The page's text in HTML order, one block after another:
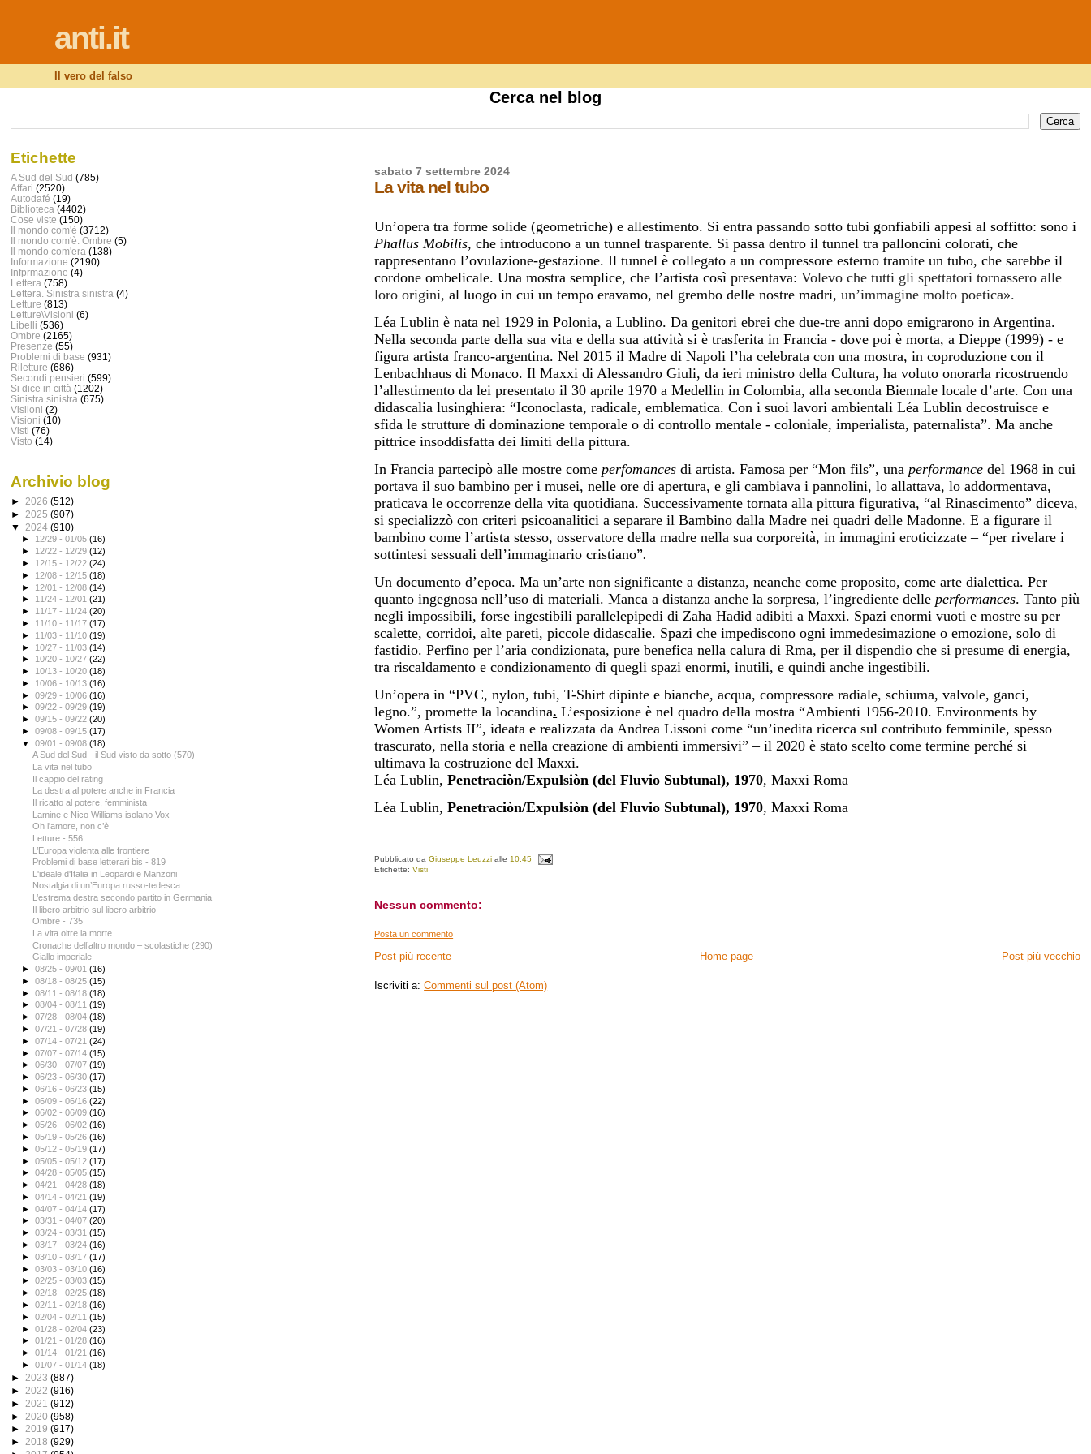
anti.it
Il vero del falso
Cerca nel blog
sabato 7 settembre 2024
La vita nel tubo
Un’opera tra forme solide (geometriche) e allestimento. Si entra passando sotto tubi gonfiabili appesi al soffitto: sono i
Phallus Mobilis, che introducono a un tunnel trasparente. Si passa dentro il tunnel tra palloncini colorati, che
rappresentano l’ovulazione-gestazione. Il tunnel è collegato a un compressore esterno tramite un tubo, che sarebbe il
cordone ombelicale. Una mostra semplice, che l’artista così presentava:Volevo che tutti gli spettatori tornassero alle
loro origini,al luogo in cui un tempo eravamo, nel grembo delle nostre madri, un’immagine molto poetica».
Léa Lublin è nata nel 1929 in Polonia, a Lublino. Da genitori ebrei che due-tre anni dopo emigrarono in Argentina.
Nella seconda parte della sua vita e della sua attività si è trasferita in Francia - dove poi è morta, a Dieppe (1999) - e
figura artista franco-argentina. Nel 2015 il Madre di Napoli l’ha celebrata con una mostra, in coproduzione con il
Lenbachhaus di Monaco. Il Maxxi di Alessandro Giuli, da ieri ministro della Cultura, ha voluto onorarla ricostruendo
l’allestimento da lei presentato il 30 aprile 1970 a Medellin in Colombia, alla seconda Biennale locale d’arte. Con una
didascalia lusinghiera: “Iconoclasta, radicale, emblematica. Con i suoi lavori ambientali Léa Lublin decostruisce e
sfida le strutture di dominazione temporale o di controllo mentale - coloniale, imperialista, paternalista”. Ma anche
pittrice insoddisfatta dei limiti della pittura.
In Francia partecipò alle mostre come perfomancesdi artista. Famosa per “Mon fils”, una performancedel 1968 in cui
portava il suo bambino per i musei, nelle ore di apertura, e gli cambiava i pannolini, lo allattava, lo addormentava,
praticava le occorrenze della vita quotidiana. Successivamente tornata alla pittura figurativa, “al Rinascimento” diceva,
si specializzò con criteri psicoanalitici a separare il Bambino dalla Madre nei quadri delle Madonne. E a figurare il
bambino come l’artista stesso, osservatore della madre nella sua corporeità, in immagini eroticizzate – “per rivelare i
sottintesi sessuali dell’immaginario cristiano”.
Un documento d’epoca. Ma un’arte non significante a distanza, neanche come proposito, come arte dialettica. Per
quanto ingegnosa nell’uso di materiali. Manca a distanza anche la sorpresa, l’ingrediente delle performances. Tanto più
negli impossibili, forse ingestibili parallelepipedi di Zaha Hadid adibiti a Maxxi. Spazi enormi vuoti e mostre su per
scalette, corridoi, alte pareti, piccole didascalie. Spazi che impediscono ogni immedesimazione o emozione, solo di
fastidio. Perfino per l’aria condizionata, pure benefica nella calura di Rma, per il dispendio che si presume di energia,
tra riscaldamento e condizionamento di quegli spazi enormi, inutili, e quindi anche ingestibili.
Un’opera in “PVC, nylon, tubi, T-Shirt dipinte e bianche, acqua, compressore radiale, schiuma, valvole, ganci,
legno.”, promette la locandina. L’esposizione è nel quadro della mostra “Ambienti 1956-2010. Environments by
Women Artists II”, ideata e realizzata da Andrea Lissoni come “un’inedita ricerca sul contributo femminile, spesso
trascurato, nella storia e nella creazione di ambienti immersivi” – il 2020 è stato scelto come termine perché si
ultimava la costruzione del Maxxi.
Léa Lublin,Penetraciòn/Expulsiòn (del Fluvio Subtunal), 1970, Maxxi Roma
Léa Lublin,Penetraciòn/Expulsiòn (del Fluvio Subtunal), 1970, Maxxi Roma
Pubblicato daGiuseppe Leuzzi alle 10:45
Etichette:Visti
Nessun commento:
Posta un commento
Post più recente Post più vecchio
Home page
Iscriviti a:Commenti sul post (Atom)
Etichette
A Sud del Sud (785)
Affari (2520)
Autodafé (19)
Biblioteca (4402)
Cose viste (150)
Il mondo com'è (3712)
Il mondo com'è. Ombre (5)
Il mondo com'era (138)
Informazione (2190)
Infprmazione (4)
Lettera (758)
Lettera. Sinistra sinistra (4)
Letture (813)
Letture\Visioni (6)
Libelli (536)
Ombre (2165)
Presenze (55)
Problemi di base (931)
Riletture (686)
Secondi pensieri (599)
Si dice in città (1202)
Sinistra sinistra (675)
Visiioni (2)
Visioni (10)
Visti (76)
Visto (14)
Archivio blog
► 2026 (512)
► 2025 (907)
▼ 2024 (910)
► 12/29 - 01/05(16)
► 12/22 - 12/29(12)
► 12/15 - 12/22(24)
► 12/08 - 12/15(18)
► 12/01 - 12/08(14)
► 11/24 - 12/01(21)
► 11/17 - 11/24(20)
► 11/10 - 11/17(17)
► 11/03 - 11/10(19)
► 10/27 - 11/03(14)
► 10/20 - 10/27(22)
► 10/13 - 10/20(18)
► 10/06 - 10/13(16)
►09/29 - 10/06(16)
►09/22 - 09/29(19)
►09/15 - 09/22(20)
►09/08 - 09/15(17)
▼09/01 - 09/08(18)
A Sud del Sud - il Sud visto da sotto (570)
La vita nel tubo
Il cappio del rating
La destra al potere anche in Francia
Il ricatto al potere, femminista
Lamine e Nico Williams isolano Vox
Oh l'amore, non c’è
Letture - 556
L’Europa violenta alle frontiere
Problemi di base letterari bis - 819
L'ideale d'Italia in Leopardi e Manzoni
Nostalgia di un’Europa russo-tedesca
L’estrema destra secondo partito in Germania
Il libero arbitrio sul libero arbitrio
Ombre - 735
La vita oltre la morte
Cronache dell’altro mondo – scolastiche (290)
Giallo imperiale
►08/25 - 09/01(16)
►08/18 - 08/25(15)
►08/11 - 08/18(18)
►08/04 - 08/11(19)
►07/28 - 08/04(18)
►07/21 - 07/28(19)
►07/14 - 07/21(24)
►07/07 - 07/14(15)
►06/30 - 07/07(19)
►06/23 - 06/30(17)
►06/16 - 06/23(15)
►06/09 - 06/16(22)
►06/02 - 06/09(16)
►05/26 - 06/02(16)
►05/19 - 05/26(16)
►05/12 - 05/19(17)
►05/05 - 05/12(17)
►04/28 - 05/05(15)
►04/21 - 04/28(18)
►04/14 - 04/21(19)
►04/07 - 04/14(17)
►03/31 - 04/07(20)
►03/24 - 03/31(15)
►03/17 - 03/24(16)
►03/10 - 03/17(17)
►03/03 - 03/10(16)
►02/25 - 03/03(15)
►02/18 - 02/25(18)
►02/11 - 02/18(16)
►02/04 - 02/11(15)
►01/28 - 02/04(23)
►01/21 - 01/28(16)
►01/14 - 01/21(16)
►01/07 - 01/14(18)
► 2023 (887)
► 2022 (916)
► 2021 (912)
► 2020 (958)
► 2019 (917)
► 2018 (929)